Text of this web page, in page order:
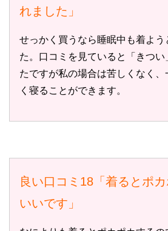
れました」
せっかく買うなら睡眠中も着よう
た。口コミを見ていると「きつ
たですが私の場合は苦しくなく
く寝ることができます。
良い口コミ18「着るとポ
いいです」